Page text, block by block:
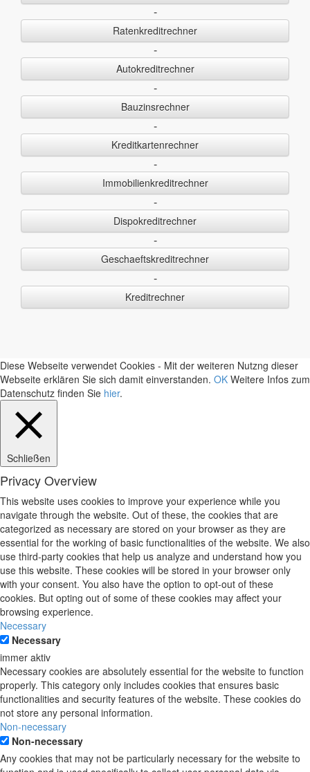
-
Ratenkreditrechner
-
Autokreditrechner
-
Bauzinsrechner
-
Kreditkartenrechner
-
Immobilienkreditrechner
-
Dispokreditrechner
-
Geschaeftskreditrechner
-
Kreditrechner
Diese Webseite verwendet Cookies - Mit der weiteren Nutzng dieser
Webseite erklären Sie sich damit einverstanden. OK Weitere Infos zum
Datenschutz finden Sie hier.
Schließen
Privacy Overview
This website uses cookies to improve your experience while you
navigate through the website. Out of these, the cookies that are
categorized as necessary are stored on your browser as they are
essential for the working of basic functionalities of the website. We also
use third-party cookies that help us analyze and understand how you
use this website. These cookies will be stored in your browser only
with your consent. You also have the option to opt-out of these
cookies. But opting out of some of these cookies may affect your
browsing experience.
Necessary
Necessary
immer aktiv
Necessary cookies are absolutely essential for the website to function
properly. This category only includes cookies that ensures basic
functionalities and security features of the website. These cookies do
not store any personal information.
Non-necessary
Non-necessary
Any cookies that may not be particularly necessary for the website to